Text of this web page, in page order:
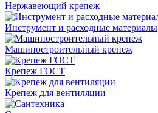
Нержавеющий крепеж
Инструмент и расходные материалы
Машиностроительный крепеж
Крепеж ГОСТ
Крепеж для вентиляции